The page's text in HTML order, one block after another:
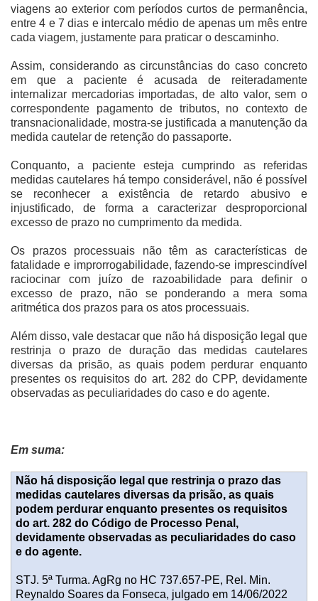
viagens ao exterior com períodos curtos de permanência,
entre 4 e 7 dias e intercalo médio de apenas um mês entre
cada viagem, justamente para praticar o descaminho.
Assim, considerando as circunstâncias do caso concreto
em que a paciente é acusada de reiteradamente
internalizar mercadorias importadas, de alto valor, sem o
correspondente pagamento de tributos, no contexto de
transnacionalidade, mostra-se justificada a manutenção da
medida cautelar de retenção do passaporte.
Conquanto, a paciente esteja cumprindo as referidas
medidas cautelares há tempo considerável, não é possível
se reconhecer a existência de retardo abusivo e
injustificado, de forma a caracterizar desproporcional
excesso de prazo no cumprimento da medida.
Os prazos processuais não têm as características de
fatalidade e improrrogabilidade, fazendo-se imprescindível
raciocinar com juízo de razoabilidade para definir o
excesso de prazo, não se ponderando a mera soma
aritmética dos prazos para os atos processuais.
Além disso, vale destacar que não há disposição legal que
restrinja o prazo de duração das medidas cautelares
diversas da prisão, as quais podem perdurar enquanto
presentes os requisitos do art. 282 do CPP, devidamente
observadas as peculiaridades do caso e do agente.
Em suma:
Não há disposição legal que restrinja o prazo das
medidas cautelares diversas da prisão, as quais
podem perdurar enquanto presentes os requisitos
do art. 282 do Código de Processo Penal,
devidamente observadas as peculiaridades do caso
e do agente.
STJ. 5ª Turma. AgRg no HC 737.657-PE, Rel. Min.
Reynaldo Soares da Fonseca, julgado em 14/06/2022